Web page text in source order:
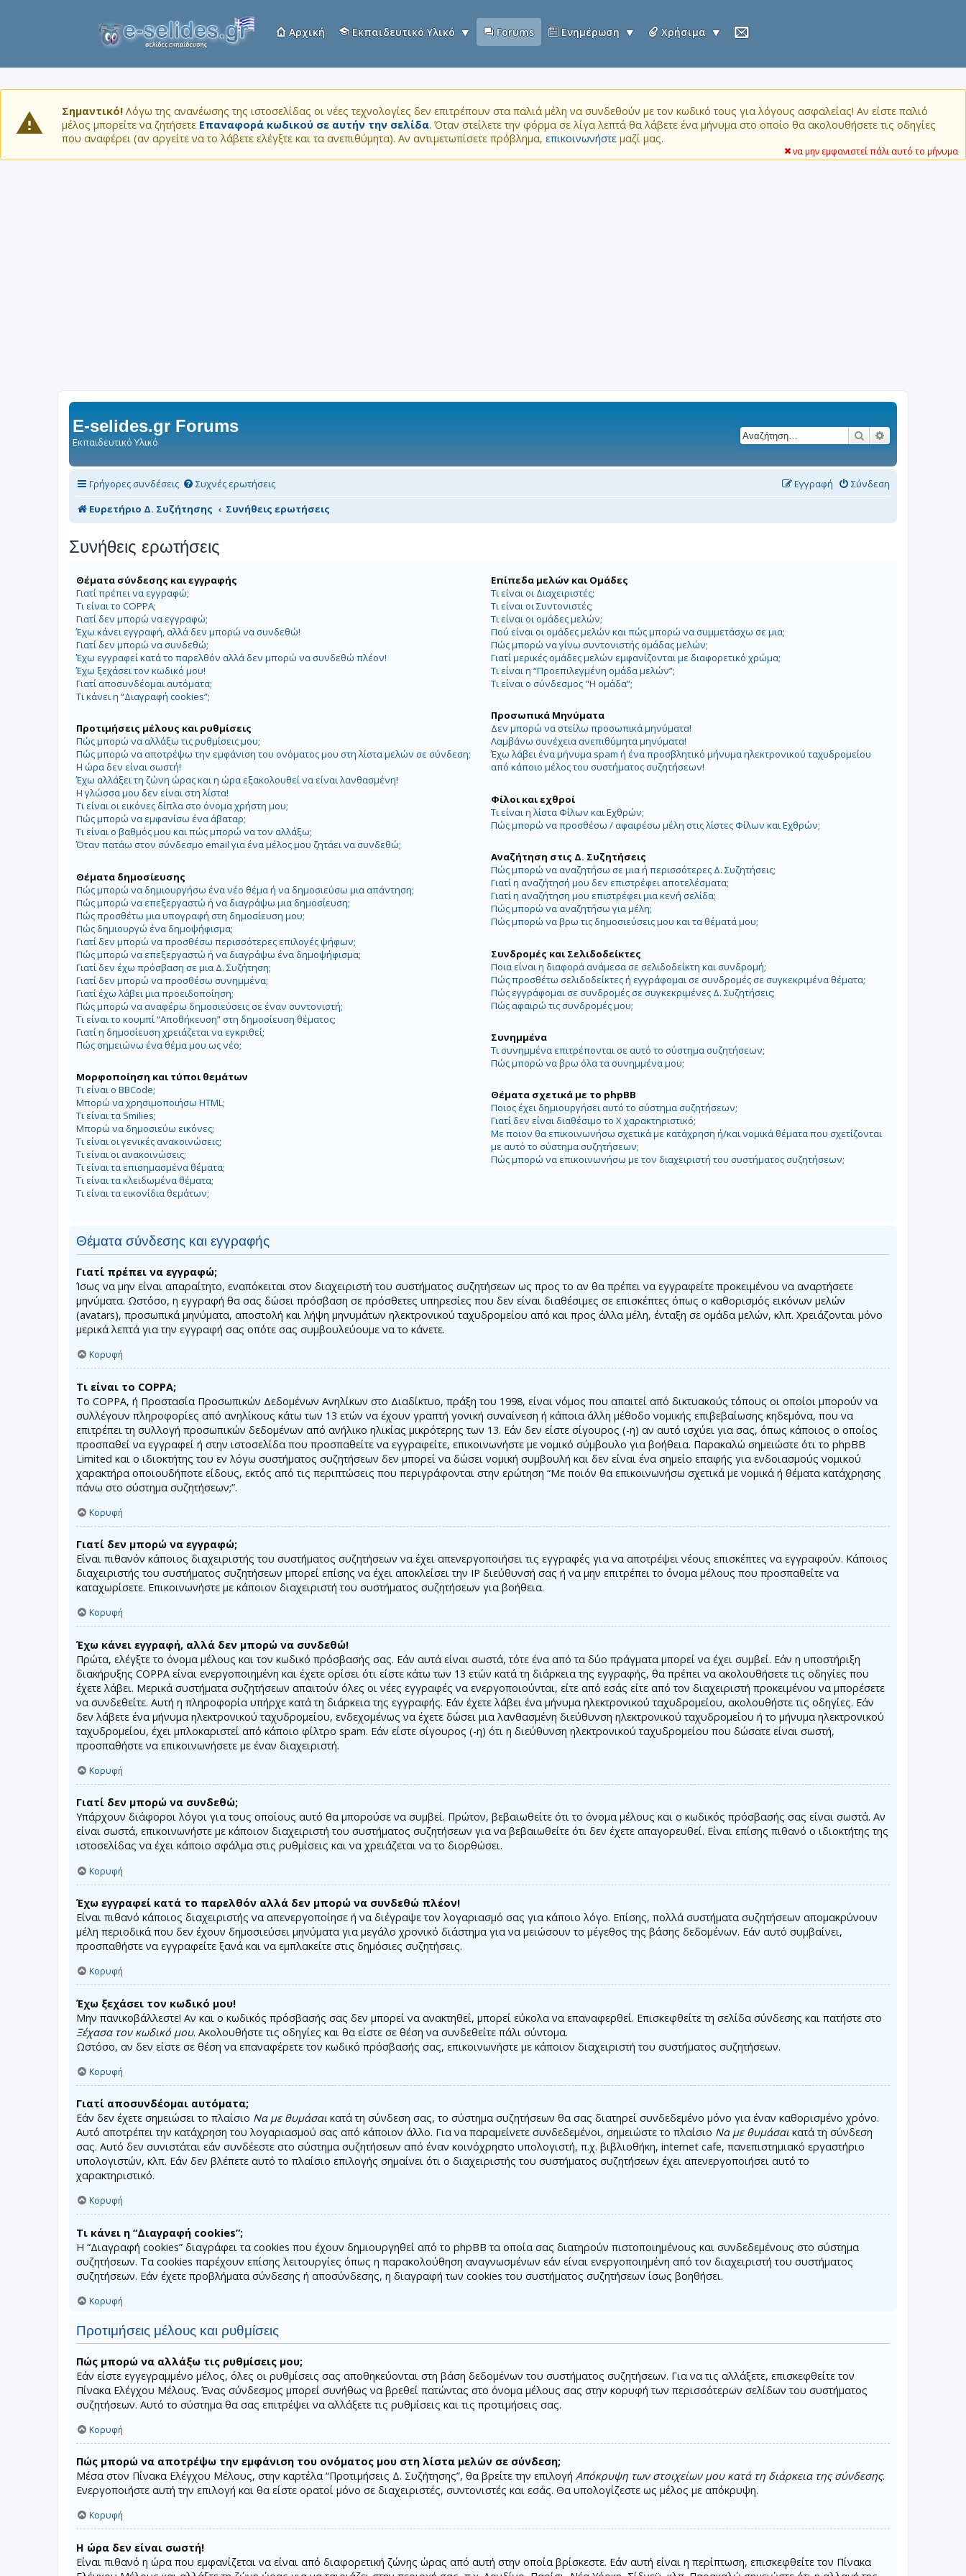
Αρχική Εκπαιδευτικό Υλικό Forums Ενημέρωση Χρήσιμα
Σημαντικό! Λόγω της ανανέωσης της ιστοσελίδας οι νέες τεχνολογίες δεν επιτρέπουν στα παλιά μέλη να συνδεθούν με τον κωδικό τους για λόγους ασφαλείας! Αν είστε παλιό
μέλος μπορείτε να ζητήσετε Επαναφορά κωδικού σε αυτήν την σελίδα. Όταν στείλετε την φόρμα σε λίγα λεπτά θα λάβετε ένα μήνυμα στο οποίο θα ακολουθήσετε τις οδηγίες
που αναφέρει (αν αργείτε να το λάβετε ελέγξτε και τα ανεπιθύμητα). Αν αντιμετωπίσετε πρόβλημα, επικοινωνήστε μαζί μας.
να μην εμφανιστεί πάλι αυτό το μήνυμα
E-selides.gr Forums
Εκπαιδευτικό Υλικό
Αναζήτηση
Γρήγορες συνδέσεις Συχνές ερωτήσεις Σύνδεση
Εγγραφή
Ευρετήριο Δ. Συζήτησης
Συνήθεις ερωτήσεις
Συνήθεις ερωτήσεις
Θέματα σύνδεσης και εγγραφής
Γιατί πρέπει να εγγραφώ;
Τι είναι το COPPA;
Γιατί δεν μπορώ να εγγραφώ;
Έχω κάνει εγγραφή, αλλά δεν μπορώ να συνδεθώ!
Γιατί δεν μπορώ να συνδεθώ;
Έχω εγγραφεί κατά το παρελθόν αλλά δεν μπορώ να συνδεθώ πλέον!
Έχω ξεχάσει τον κωδικό μου!
Γιατί αποσυνδέομαι αυτόματα;
Τι κάνει η “Διαγραφή cookies”;
Προτιμήσεις μέλους και ρυθμίσεις
Πώς μπορώ να αλλάξω τις ρυθμίσεις μου;
Πώς μπορώ να αποτρέψω την εμφάνιση του ονόματος μου στη λίστα μελών σε σύνδεση;
Η ώρα δεν είναι σωστή!
Έχω αλλάξει τη ζώνη ώρας και η ώρα εξακολουθεί να είναι λανθασμένη!
Η γλώσσα μου δεν είναι στη λίστα!
Τι είναι οι εικόνες δίπλα στο όνομα χρήστη μου;
Πώς μπορώ να εμφανίσω ένα άβαταρ;
Τι είναι ο βαθμός μου και πώς μπορώ να τον αλλάξω;
Όταν πατάω στον σύνδεσμο email για ένα μέλος μου ζητάει να συνδεθώ;
Θέματα δημοσίευσης
Πώς μπορώ να δημιουργήσω ένα νέο θέμα ή να δημοσιεύσω μια απάντηση;
Πώς μπορώ να επεξεργαστώ ή να διαγράψω μια δημοσίευση;
Πώς προσθέτω μια υπογραφή στη δημοσίευση μου;
Πώς δημιουργώ ένα δημοψήφισμα;
Γιατί δεν μπορώ να προσθέσω περισσότερες επιλογές ψήφων;
Πώς μπορώ να επεξεργαστώ ή να διαγράψω ένα δημοψήφισμα;
Γιατί δεν έχω πρόσβαση σε μια Δ. Συζήτηση;
Γιατί δεν μπορώ να προσθέσω συνημμένα;
Γιατί έχω λάβει μια προειδοποίηση;
Πώς μπορώ να αναφέρω δημοσιεύσεις σε έναν συντονιστή;
Τι είναι το κουμπί “Αποθήκευση” στη δημοσίευση θέματος;
Γιατί η δημοσίευση χρειάζεται να εγκριθεί;
Πώς σημειώνω ένα θέμα μου ως νέο;
Μορφοποίηση και τύποι θεμάτων
Τι είναι ο BBCode;
Μπορώ να χρησιμοποιήσω HTML;
Τι είναι τα Smilies;
Μπορώ να δημοσιεύω εικόνες;
Τι είναι οι γενικές ανακοινώσεις;
Τι είναι οι ανακοινώσεις;
Τι είναι τα επισημασμένα θέματα;
Τι είναι τα κλειδωμένα θέματα;
Τι είναι τα εικονίδια θεμάτων;
Επίπεδα μελών και Ομάδες
Τι είναι οι Διαχειριστές;
Τι είναι οι Συντονιστές;
Τι είναι οι ομάδες μελών;
Πού είναι οι ομάδες μελών και πώς μπορώ να συμμετάσχω σε μια;
Πώς μπορώ να γίνω συντονιστής ομάδας μελών;
Γιατί μερικές ομάδες μελών εμφανίζονται με διαφορετικό χρώμα;
Τι είναι η “Προεπιλεγμένη ομάδα μελών”;
Τι είναι ο σύνδεσμος "Η ομάδα”;
Προσωπικά Μηνύματα
Δεν μπορώ να στείλω προσωπικά μηνύματα!
Λαμβάνω συνέχεια ανεπιθύμητα μηνύματα!
Έχω λάβει ένα μήνυμα spam ή ένα προσβλητικό μήνυμα ηλεκτρονικού ταχυδρομείου
από κάποιο μέλος του συστήματος συζητήσεων!
Φίλοι και εχθροί
Τι είναι η λίστα Φίλων και Εχθρών;
Πώς μπορώ να προσθέσω / αφαιρέσω μέλη στις λίστες Φίλων και Εχθρών;
Αναζήτηση στις Δ. Συζητήσεις
Πώς μπορώ να αναζητήσω σε μια ή περισσότερες Δ. Συζητήσεις;
Γιατί η αναζήτησή μου δεν επιστρέφει αποτελέσματα;
Γιατί η αναζήτηση μου επιστρέφει μια κενή σελίδα;
Πώς μπορώ να αναζητήσω για μέλη;
Πώς μπορώ να βρω τις δημοσιεύσεις μου και τα θέματά μου;
Συνδρομές και Σελιδοδείκτες
Ποια είναι η διαφορά ανάμεσα σε σελιδοδείκτη και συνδρομή;
Πώς προσθέτω σελιδοδείκτες ή εγγράφομαι σε συνδρομές σε συγκεκριμένα θέματα;
Πώς εγγράφομαι σε συνδρομές σε συγκεκριμένες Δ. Συζητήσεις;
Πώς αφαιρώ τις συνδρομές μου;
Συνημμένα
Τι συνημμένα επιτρέπονται σε αυτό το σύστημα συζητήσεων;
Πώς μπορώ να βρω όλα τα συνημμένα μου;
Θέματα σχετικά με το phpBB
Ποιος έχει δημιουργήσει αυτό το σύστημα συζητήσεων;
Γιατί δεν είναι διαθέσιμο το Χ χαρακτηριστικό;
Με ποιον θα επικοινωνήσω σχετικά με κατάχρηση ή/και νομικά θέματα που σχετίζονται
με αυτό το σύστημα συζητήσεων;
Πώς μπορώ να επικοινωνήσω με τον διαχειριστή του συστήματος συζητήσεων;
Θέματα σύνδεσης και εγγραφής
Γιατί πρέπει να εγγραφώ;
Ίσως να μην είναι απαραίτητο, εναπόκειται στον διαχειριστή του συστήματος συζητήσεων ως προς το αν θα πρέπει να εγγραφείτε προκειμένου να αναρτήσετε
μηνύματα. Ωστόσο, η εγγραφή θα σας δώσει πρόσβαση σε πρόσθετες υπηρεσίες που δεν είναι διαθέσιμες σε επισκέπτες όπως ο καθορισμός εικόνων μελών
(avatars), προσωπικά μηνύματα, αποστολή και λήψη μηνυμάτων ηλεκτρονικού ταχυδρομείου από και προς άλλα μέλη, ένταξη σε ομάδα μελών, κλπ. Χρειάζονται μόνο
μερικά λεπτά για την εγγραφή σας οπότε σας συμβουλεύουμε να το κάνετε.
Κορυφή
Τι είναι το COPPA;
Το COPPA, ή Προστασία Προσωπικών Δεδομένων Ανηλίκων στο Διαδίκτυο, πράξη του 1998, είναι νόμος που απαιτεί από δικτυακούς τόπους οι οποίοι μπορούν να
συλλέγουν πληροφορίες από ανηλίκους κάτω των 13 ετών να έχουν γραπτή γονική συναίνεση ή κάποια άλλη μέθοδο νομικής επιβεβαίωσης κηδεμόνα, που να
επιτρέπει τη συλλογή προσωπικών δεδομένων από ανήλικο ηλικίας μικρότερης των 13. Εάν δεν είστε σίγουρος (-η) αν αυτό ισχύει για σας, όπως κάποιος ο οποίος
προσπαθεί να εγγραφεί ή στην ιστοσελίδα που προσπαθείτε να εγγραφείτε, επικοινωνήστε με νομικό σύμβουλο για βοήθεια. Παρακαλώ σημειώστε ότι το phpBB
Limited και ο ιδιοκτήτης του εν λόγω συστήματος συζητήσεων δεν μπορεί να δώσει νομική συμβουλή και δεν είναι ένα σημείο επαφής για ενδοιασμούς νομικού
χαρακτήρα οποιουδήποτε είδους, εκτός από τις περιπτώσεις που περιγράφονται στην ερώτηση “Με ποιόν θα επικοινωνήσω σχετικά με νομικά ή θέματα κατάχρησης
πάνω στο σύστημα συζητήσεων;”.
Κορυφή
Γιατί δεν μπορώ να εγγραφώ;
Είναι πιθανόν κάποιος διαχειριστής του συστήματος συζητήσεων να έχει απενεργοποιήσει τις εγγραφές για να αποτρέψει νέους επισκέπτες να εγγραφούν. Κάποιος
διαχειριστής του συστήματος συζητήσεων μπορεί επίσης να έχει αποκλείσει την IP διεύθυνσή σας ή να μην επιτρέπει το όνομα μέλους που προσπαθείτε να
καταχωρίσετε. Επικοινωνήστε με κάποιον διαχειριστή του συστήματος συζητήσεων για βοήθεια.
Κορυφή
Έχω κάνει εγγραφή, αλλά δεν μπορώ να συνδεθώ!
Πρώτα, ελέγξτε το όνομα μέλους και τον κωδικό πρόσβασής σας. Εάν αυτά είναι σωστά, τότε ένα από τα δύο πράγματα μπορεί να έχει συμβεί. Εάν η υποστήριξη
διακήρυξης COPPA είναι ενεργοποιημένη και έχετε ορίσει ότι είστε κάτω των 13 ετών κατά τη διάρκεια της εγγραφής, θα πρέπει να ακολουθήσετε τις οδηγίες που
έχετε λάβει. Μερικά συστήματα συζητήσεων απαιτούν όλες οι νέες εγγραφές να ενεργοποιούνται, είτε από εσάς είτε από τον διαχειριστή προκειμένου να μπορέσετε
να συνδεθείτε. Αυτή η πληροφορία υπήρχε κατά τη διάρκεια της εγγραφής. Εάν έχετε λάβει ένα μήνυμα ηλεκτρονικού ταχυδρομείου, ακολουθήστε τις οδηγίες. Εάν
δεν λάβετε ένα μήνυμα ηλεκτρονικού ταχυδρομείου, ενδεχομένως να έχετε δώσει μια λανθασμένη διεύθυνση ηλεκτρονικού ταχυδρομείου ή το μήνυμα ηλεκτρονικού
ταχυδρομείου, έχει μπλοκαριστεί από κάποιο φίλτρο spam. Εάν είστε σίγουρος (-η) ότι η διεύθυνση ηλεκτρονικού ταχυδρομείου που δώσατε είναι σωστή,
προσπαθήστε να επικοινωνήσετε με έναν διαχειριστή.
Κορυφή
Γιατί δεν μπορώ να συνδεθώ;
Υπάρχουν διάφοροι λόγοι για τους οποίους αυτό θα μπορούσε να συμβεί. Πρώτον, βεβαιωθείτε ότι το όνομα μέλους και ο κωδικός πρόσβασής σας είναι σωστά. Αν
είναι σωστά, επικοινωνήστε με κάποιον διαχειριστή του συστήματος συζητήσεων για να βεβαιωθείτε ότι δεν έχετε απαγορευθεί. Είναι επίσης πιθανό ο ιδιοκτήτης της
ιστοσελίδας να έχει κάποιο σφάλμα στις ρυθμίσεις και να χρειάζεται να το διορθώσει.
Κορυφή
Έχω εγγραφεί κατά το παρελθόν αλλά δεν μπορώ να συνδεθώ πλέον!
Είναι πιθανό κάποιος διαχειριστής να απενεργοποίησε ή να διέγραψε τον λογαριασμό σας για κάποιο λόγο. Επίσης, πολλά συστήματα συζητήσεων απομακρύνουν
μέλη περιοδικά που δεν έχουν δημοσιεύσει μηνύματα για μεγάλο χρονικό διάστημα για να μειώσουν το μέγεθος της βάσης δεδομένων. Εάν αυτό συμβαίνει,
προσπαθήστε να εγγραφείτε ξανά και να εμπλακείτε στις δημόσιες συζητήσεις.
Κορυφή
Έχω ξεχάσει τον κωδικό μου!
Μην πανικοβάλλεστε! Αν και ο κωδικός πρόσβασής σας δεν μπορεί να ανακτηθεί, μπορεί εύκολα να επαναφερθεί. Επισκεφθείτε τη σελίδα σύνδεσης και πατήστε στο
Ξέχασα τον κωδικό μου. Ακολουθήστε τις οδηγίες και θα είστε σε θέση να συνδεθείτε πάλι σύντομα.
Ωστόσο, αν δεν είστε σε θέση να επαναφέρετε τον κωδικό πρόσβασής σας, επικοινωνήστε με κάποιον διαχειριστή του συστήματος συζητήσεων.
Κορυφή
Γιατί αποσυνδέομαι αυτόματα;
Εάν δεν έχετε σημειώσει το πλαίσιο Να με θυμάσαι κατά τη σύνδεση σας, το σύστημα συζητήσεων θα σας διατηρεί συνδεδεμένο μόνο για έναν καθορισμένο χρόνο.
Αυτό αποτρέπει την κατάχρηση του λογαριασμού σας από κάποιον άλλο. Για να παραμείνετε συνδεδεμένοι, σημειώστε το πλαίσιο Να με θυμάσαι κατά τη σύνδεση
σας. Αυτό δεν συνιστάται εάν συνδέεστε στο σύστημα συζητήσεων από έναν κοινόχρηστο υπολογιστή, π.χ. βιβλιοθήκη, internet cafe, πανεπιστημιακό εργαστήριο
υπολογιστών, κλπ. Εάν δεν βλέπετε αυτό το πλαίσιο επιλογής σημαίνει ότι ο διαχειριστής του συστήματος συζητήσεων έχει απενεργοποιήσει αυτό το
χαρακτηριστικό.
Κορυφή
Τι κάνει η “Διαγραφή cookies”;
Η “Διαγραφή cookies” διαγράφει τα cookies που έχουν δημιουργηθεί από το phpBB τα οποία σας διατηρούν πιστοποιημένους και συνδεδεμένους στο σύστημα
συζητήσεων. Τα cookies παρέχουν επίσης λειτουργίες όπως η παρακολούθηση αναγνωσμένων εάν είναι ενεργοποιημένη από τον διαχειριστή του συστήματος
συζητήσεων. Εάν έχετε προβλήματα σύνδεσης ή αποσύνδεσης, η διαγραφή των cookies του συστήματος συζητήσεων ίσως βοηθήσει.
Κορυφή
Προτιμήσεις μέλους και ρυθμίσεις
Πώς μπορώ να αλλάξω τις ρυθμίσεις μου;
Εάν είστε εγγεγραμμένο μέλος, όλες οι ρυθμίσεις σας αποθηκεύονται στη βάση δεδομένων του συστήματος συζητήσεων. Για να τις αλλάξετε, επισκεφθείτε τον
Πίνακα Ελέγχου Μέλους. Ένας σύνδεσμος μπορεί συνήθως να βρεθεί πατώντας στο όνομα μέλους σας στην κορυφή των περισσότερων σελίδων του συστήματος
συζητήσεων. Αυτό το σύστημα θα σας επιτρέψει να αλλάξετε τις ρυθμίσεις και τις προτιμήσεις σας.
Κορυφή
Πώς μπορώ να αποτρέψω την εμφάνιση του ονόματος μου στη λίστα μελών σε σύνδεση;
Μέσα στον Πίνακα Ελέγχου Μέλους, στην καρτέλα “Προτιμήσεις Δ. Συζήτησης”, θα βρείτε την επιλογή Απόκρυψη των στοιχείων μου κατά τη διάρκεια της σύνδεσης.
Ενεργοποιήστε αυτή την επιλογή και θα είστε ορατοί μόνο σε διαχειριστές, συντονιστές και εσάς. Θα υπολογίζεστε ως μέλος με απόκρυψη.
Κορυφή
Η ώρα δεν είναι σωστή!
Είναι πιθανό η ώρα που εμφανίζεται να είναι από διαφορετική ζώνης ώρας από αυτή στην οποία βρίσκεστε. Εάν αυτή είναι η περίπτωση, επισκεφθείτε τον Πίνακα